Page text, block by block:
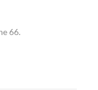
66.